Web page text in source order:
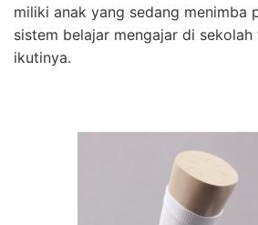
miliki anak yang sedang menimba
sistem belajar mengajar di
ikutinya.